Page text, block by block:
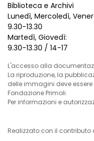
Biblioteca e Archivi
Lunedì, Mercoledì,
9.30-13.30
Martedì, Giovedì:
9.30-13.30 / 14-17
L'accesso alla
La riproduzione, la
delle immagini deve
Fondazione Primoli.
Per informazioni e
Realizzato con il contributo